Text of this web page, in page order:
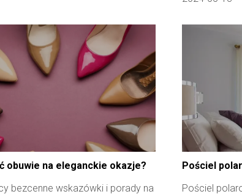
obuwie na eleganckie okazje?
bezcenne wskazówki i porady na
Pościel
Pościel